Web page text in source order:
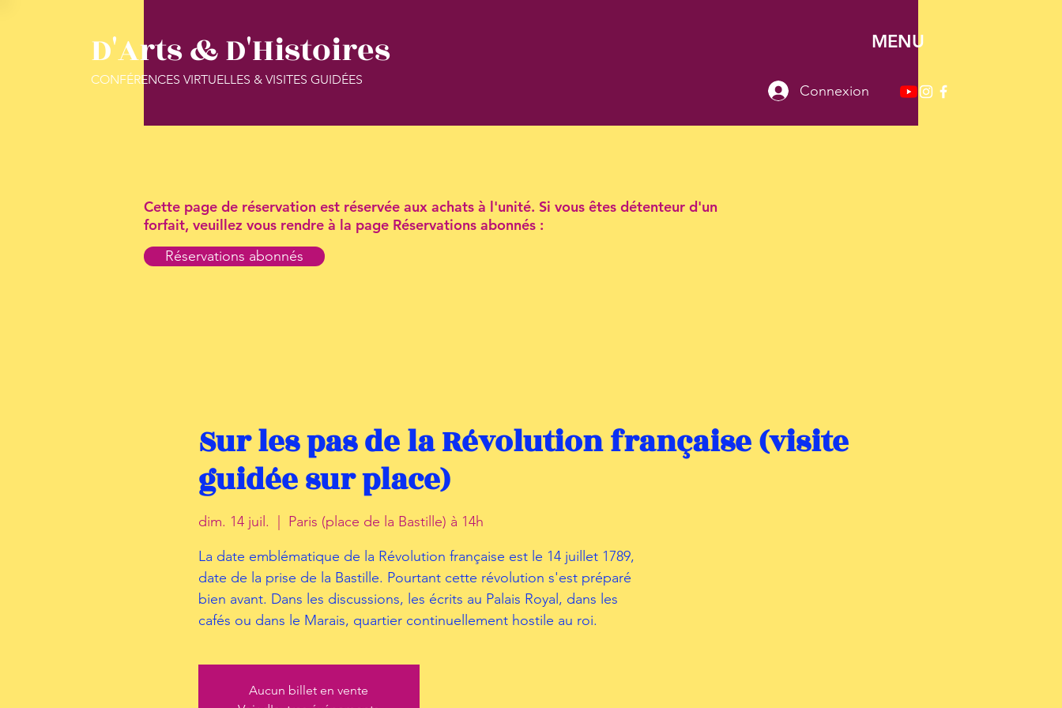
D'Arts & D'Histoires
CONFÉRENCES VIRTUELLES & VISITES GUIDÉES
Connexion
MENU
Cette page de réservation est réservée aux achats à l'unité. Si vous êtes détenteur d'un
forfait, veuillez vous rendre à la page Réservations abonnés :
Réservations abonnés
Sur les pas de la Révolution française (visite
guidée sur place)
dim. 14 juil.
Paris (place de la Bastille) à 14h
La date emblématique de la Révolution française est le 14 juillet 1789,
date de la prise de la Bastille. Pourtant cette révolution s'est préparé
bien avant. Dans les discussions, les écrits au Palais Royal, dans les
cafés ou dans le Marais, quartier continuellement hostile au roi.
Aucun billet en vente